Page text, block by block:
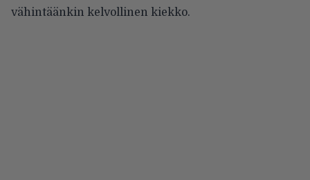
vähintäänkin kelvollinen kiekko.